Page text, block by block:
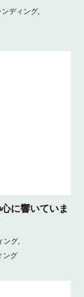
ンディング,
に響いていま
ング,
ング